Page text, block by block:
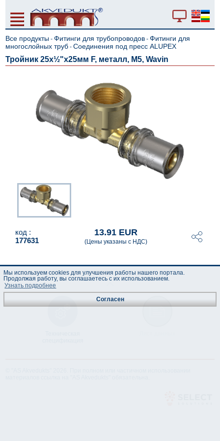
Все продукты -Фитинги для трубопроводов -Фитинги для
многослойных труб -Cоединения под пресс ALUPEX
Тройник 25x½"x25мм F, металл, M5, Wavin
код :
177631
13.91 EUR
(Цены указаны с НДС)
Мы используем cookies для улучшения работы нашего портала.
Продолжая работу, вы соглашаетесь с их использованием.
Узнать подробнее
Согласен